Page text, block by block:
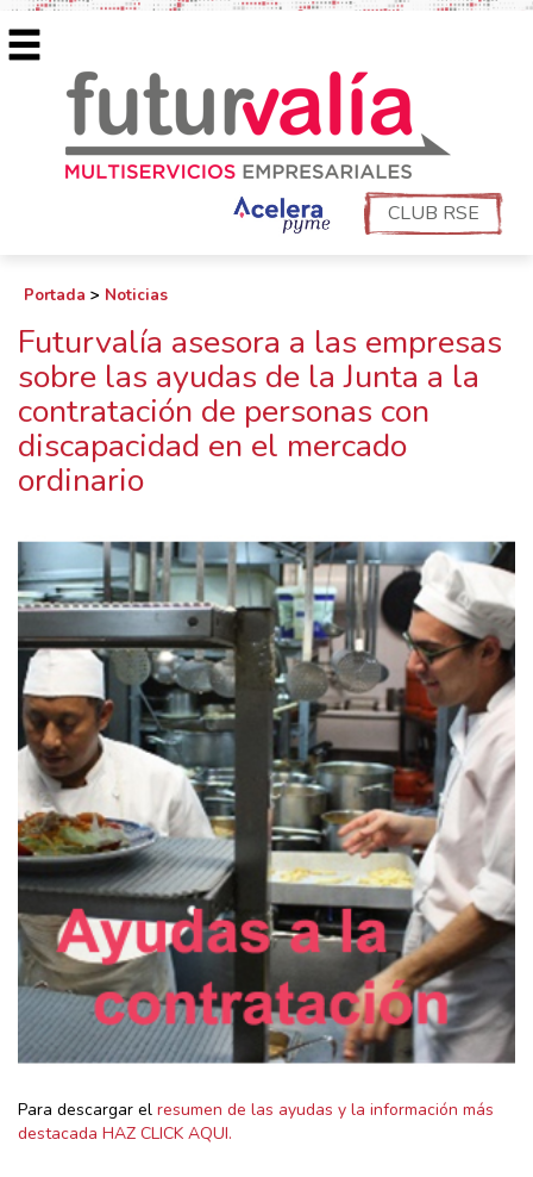
CLUB RSE
Portada > Noticias
Futurvalía asesora a las empresas
sobre las ayudas de la Junta a la
contratación de personas con
discapacidad en el mercado
ordinario
Para descargar el resumen de las ayudas y la información más
destacada HAZ CLICK AQUI.